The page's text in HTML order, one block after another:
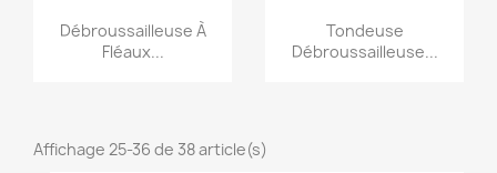
Aperçu rapide
Débroussailleuse À
Fléaux...
Aperçu rapide
Tondeuse
Débroussailleuse...
Affichage 25-36 de 38 article(s)